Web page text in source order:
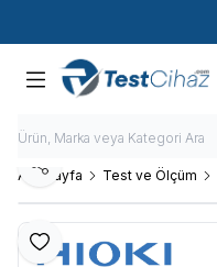
Ana Sayfa Test ve Ölçüm
Favoriye Ekle
Paylaş